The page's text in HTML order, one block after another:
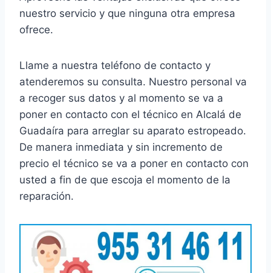
nuestro servicio y que ninguna otra empresa
ofrece.
Llame a nuestra teléfono de contacto y
atenderemos su consulta. Nuestro personal va
a recoger sus datos y al momento se va a
poner en contacto con el técnico en Alcalá de
Guadaíra para arreglar su aparato estropeado.
De manera inmediata y sin incremento de
precio el técnico se va a poner en contacto con
usted a fin de que escoja el momento de la
reparación.